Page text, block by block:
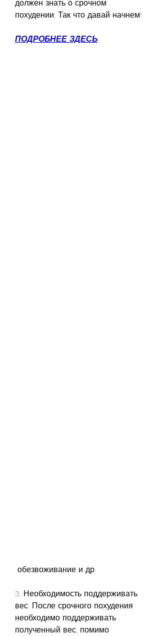
должен знать о срочном
похудении. Так что давай начнем!
ПОДРОБНЕЕ ЗДЕСЬ
обезвоживание и др.
3. Необходимость поддерживать
вес. После срочного похудения
необходимо поддерживать
полученный вес, помимо